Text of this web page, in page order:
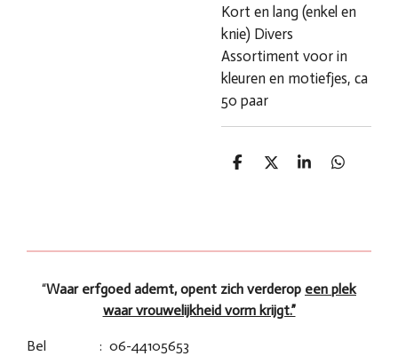
Kort en lang (enkel en
knie) Divers
Assortiment voor in
kleuren en motiefjes, ca
50 paar
D
D
S
D
“Waar erfgoed ademt, opent zich verderop een plek
waar vrouwelijkheid vorm krijgt.”
Bel : 06-44105653